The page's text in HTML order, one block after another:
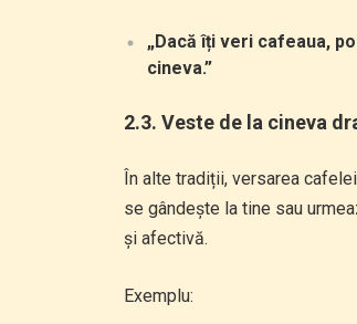
„Dacă îți veri cafeaua,
cineva.”
2.3. Veste de la cineva
În alte tradiții, versarea
se gândește la tine sau
și afectivă.
Exemplu: